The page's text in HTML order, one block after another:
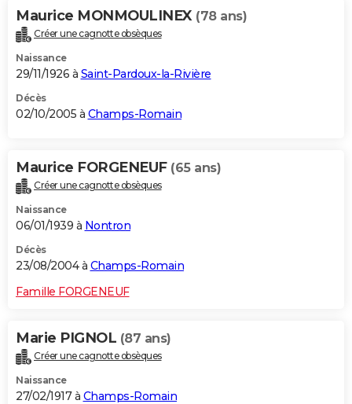
Maurice MONMOULINEX (78 ans)
Créer une cagnotte obsèques
Naissance
29/11/1926 à Saint-Pardoux-la-Rivière
Décès
02/10/2005 à Champs-Romain
Maurice FORGENEUF (65 ans)
Créer une cagnotte obsèques
Naissance
06/01/1939 à Nontron
Décès
23/08/2004 à Champs-Romain
Famille FORGENEUF
Marie PIGNOL (87 ans)
Créer une cagnotte obsèques
Naissance
27/02/1917 à Champs-Romain